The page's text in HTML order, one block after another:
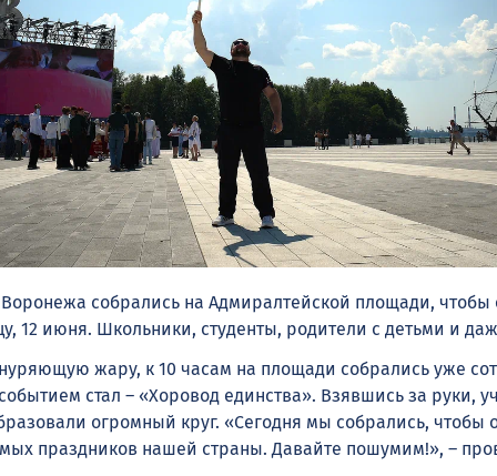
собрались на Адмиралтейской площади, чтобы
12 июня. Школьники, студенты, родители с детьми и
жару, к 10 часам на площади собрались уже
стал – «Хоровод единства». Взявшись за руки,
огромный круг. «Сегодня мы собрались, чтобы
праздников нашей страны. Давайте пошумим!», –